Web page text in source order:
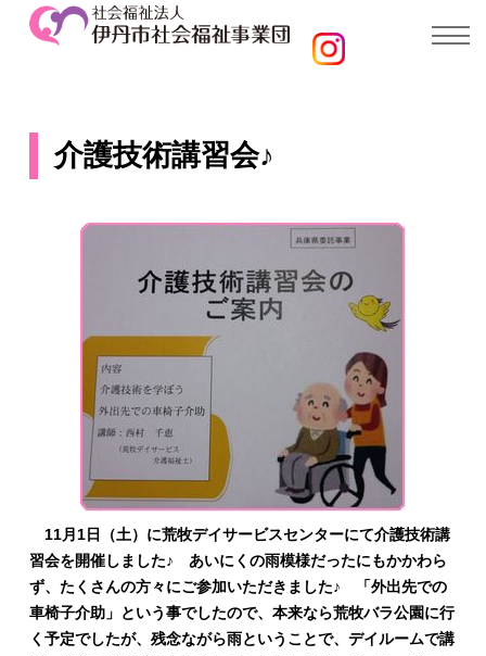
介護技術講習会♪
11月1日（土）に荒牧デイサービスセンターにて介護技術講
習会を開催しました♪ あいにくの雨模様だったにもかかわら
ず、たくさんの方々にご参加いただきました♪ 「外出先での
車椅子介助」という事でしたので、本来なら荒牧バラ公園に行
く予定でしたが、残念ながら雨ということで、デイルームで講